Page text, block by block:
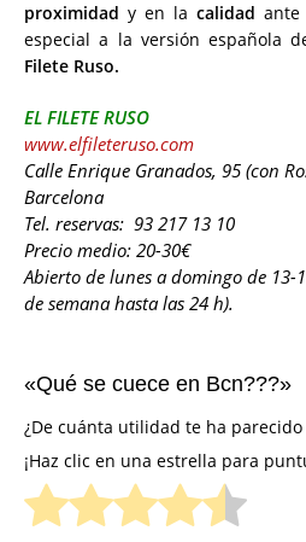
proximidad y en la calidad ante
especial a la versión española
Filete Ruso.
EL FILETE RUSO
www.elfileteruso.com
Calle Enrique Granados, 95 (con
Barcelona
Tel. reservas: 93 217 13 10
Precio medio: 20-30€
Abierto de lunes a domingo de 13-
de semana hasta las 24 h).
«Qué se cuece en Bcn???»
¿De cuánta utilidad te ha
¡Haz clic en una estrella para